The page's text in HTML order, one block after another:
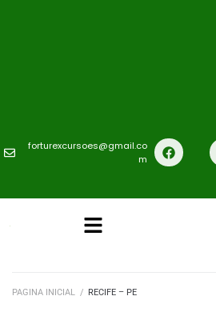
forturexcursoes@gmail.co
m
PAGINA INICIAL / RECIFE – PE